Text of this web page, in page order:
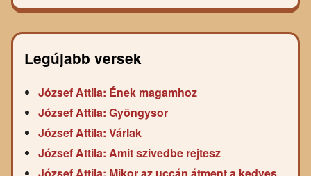
Legújabb versek
József Attila: Ének magamhoz
József Attila: Gyöngysor
József Attila: Várlak
József Attila: Amit szivedbe rejtesz
József Attila: Mikor az uccán átment a kedves